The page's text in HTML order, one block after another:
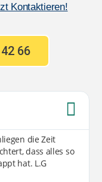
Kontaktieren!
66
die Zeit
dass alles so
hat. L.G